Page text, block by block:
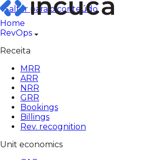
Pular
para
o
conteúdo
Saltar para o conteúdo
Home
RevOps
Receita
MRR
ARR
NRR
GRR
Bookings
Billings
Rev. recognition
Unit economics